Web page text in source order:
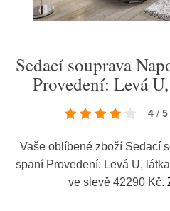
Sedací souprava
Provedení: Levá
4 / 5
Vaše oblíbené zboží Sedací
spaní Provedení: Levá U,
ve slevě 42290 Kč.